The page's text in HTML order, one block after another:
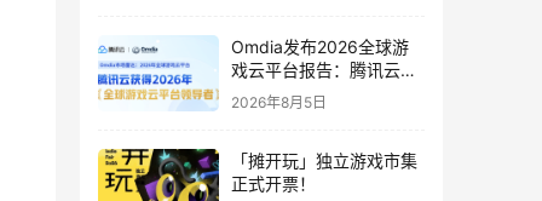
Omdia发布2026全球游
戏云平台报告：腾讯云连
续两年入选“领导者”象限
2026年8月5日
「摊开玩」独立游戏市集
正式开票！